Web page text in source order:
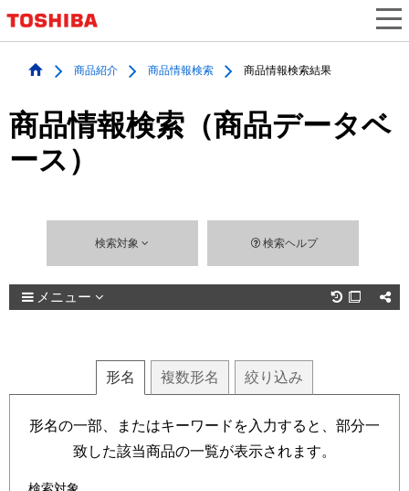
商品紹介 商品情報検索 商品情報検索結果
商品情報検索（商品データベ
ース）
検索対象 検索ヘルプ
メニュー 
形名 複数形名 絞り込み
形名の一部、またはキーワードを入力すると、部分一
致した該当商品の一覧が表示されます。